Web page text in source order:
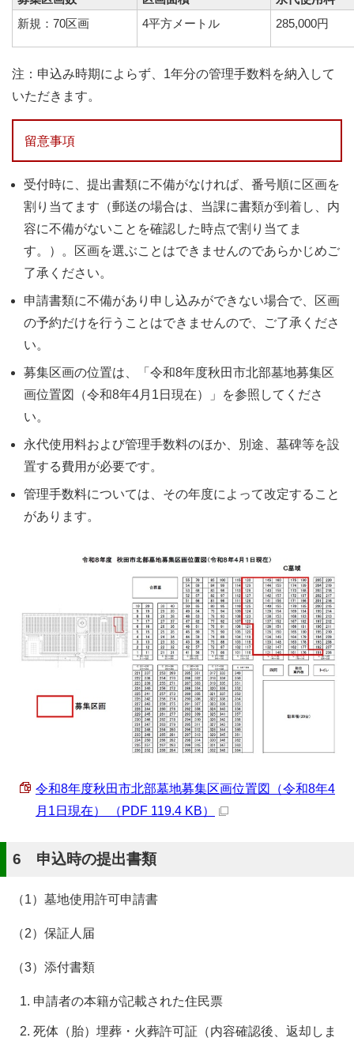
新規：70区画
4平方メートル 285,000円
注：申込み時期によらず、1年分の管理手数料を納入して
いただきます。
留意事項
受付時に、提出書類に不備がなければ、番号順に区画を
割り当てます（郵送の場合は、当課に書類が到着し、内
容に不備がないことを確認した時点で割り当てま
す。）。区画を選ぶことはできませんのであらかじめご
了承ください。
申請書類に不備があり申し込みができない場合で、区画
の予約だけを行うことはできませんので、ご了承くださ
い。
募集区画の位置は、「令和8年度秋田市北部墓地募集区
画位置図（令和8年4月1日現在）」を参照してくださ
い。
永代使用料および管理手数料のほか、別途、墓碑等を設
置する費用が必要です。
管理手数料については、その年度によって改定すること
があります。
令和8年度秋田市北部墓地募集区画位置図（令和8年4
月1日現在） （PDF 119.4 KB）
6 申込時の提出書類
（1）墓地使用許可申請書
（2）保証人届
（3）添付書類
申請者の本籍が記載された住民票
死体（胎）埋葬・火葬許可証（内容確認後、返却しま